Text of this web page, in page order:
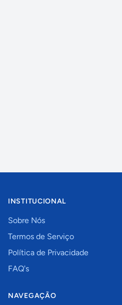
INSTITUCIONAL
Sobre Nós
Termos de Serviço
Política de Privacidade
FAQ's
NAVEGAÇÃO